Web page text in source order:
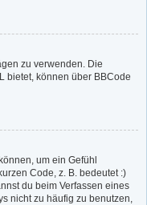
zu verwenden. Die
bietet, können über BBCode
um ein Gefühl
Code, z. B. bedeutet :)
du beim Verfassen eines
nicht zu häufig zu benutzen,